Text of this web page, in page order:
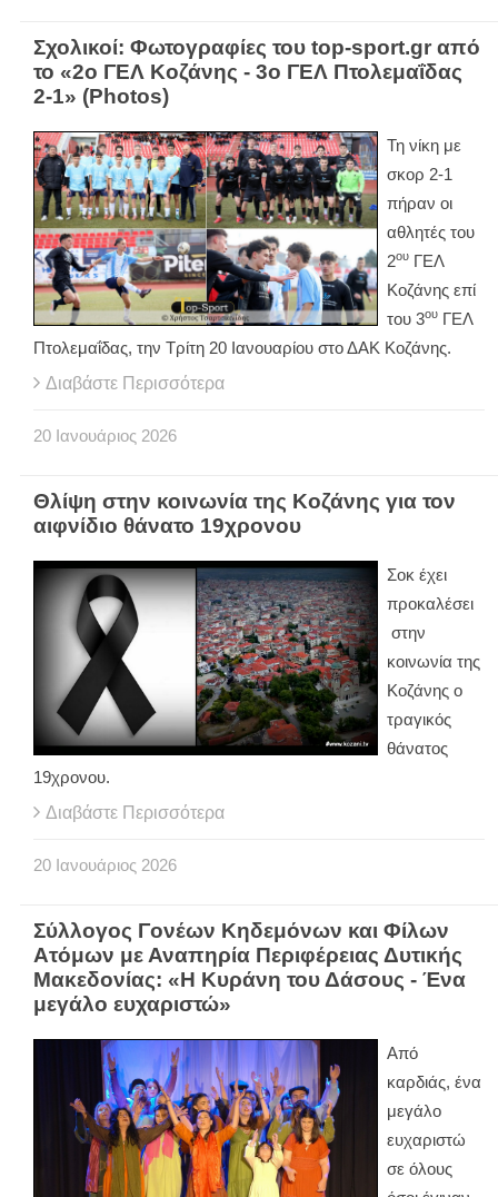
Σχολικοί: Φωτογραφίες του top-sport.gr από
το «2ο ΓΕΛ Κοζάνης - 3ο ΓΕΛ Πτολεμαΐδας
2-1» (Photos)
Τη νίκη με
σκορ 2-1
πήραν οι
αθλητές του
2ου ΓΕΛ
Κοζάνης επί
του 3ου ΓΕΛ
Πτολεμαΐδας, την Τρίτη 20 Ιανουαρίου στο ΔΑΚ Κοζάνης.
Διαβάστε Περισσότερα
20 Ιανουάριος 2026
Θλίψη στην κοινωνία της Κοζάνης για τον
αιφνίδιο θάνατο 19χρονου
Σοκ έχει
προκαλέσει
στην
κοινωνία της
Κοζάνης ο
τραγικός
θάνατος
19χρονου.
Διαβάστε Περισσότερα
20 Ιανουάριος 2026
Σύλλογος Γονέων Κηδεμόνων και Φίλων
Ατόμων με Αναπηρία Περιφέρειας Δυτικής
Μακεδονίας: «Η Κυράνη του Δάσους - Ένα
μεγάλο ευχαριστώ»
Από
καρδιάς, ένα
μεγάλο
ευχαριστώ
σε όλους